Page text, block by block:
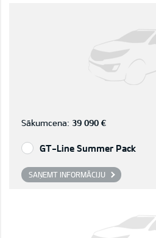
Sākumcena: 39 090 €
GT-Line Summer Pack
SAŅEMT INFORMĀCIJU